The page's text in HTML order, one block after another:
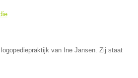
van Ine Jansen. Zij staat